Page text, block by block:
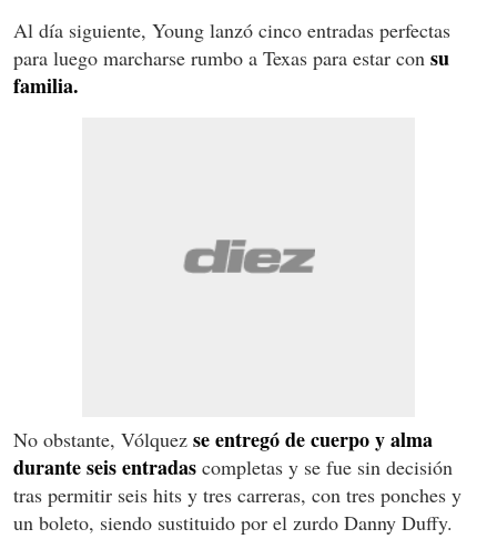
Al día siguiente, Young lanzó cinco entradas perfectas
para luego marcharse rumbo a Texas para estar con su
familia.
No obstante, Vólquez se entregó de cuerpo y alma
durante seis entradas completas y se fue sin decisión
tras permitir seis hits y tres carreras, con tres ponches y
un boleto, siendo sustituido por el zurdo Danny Duffy.